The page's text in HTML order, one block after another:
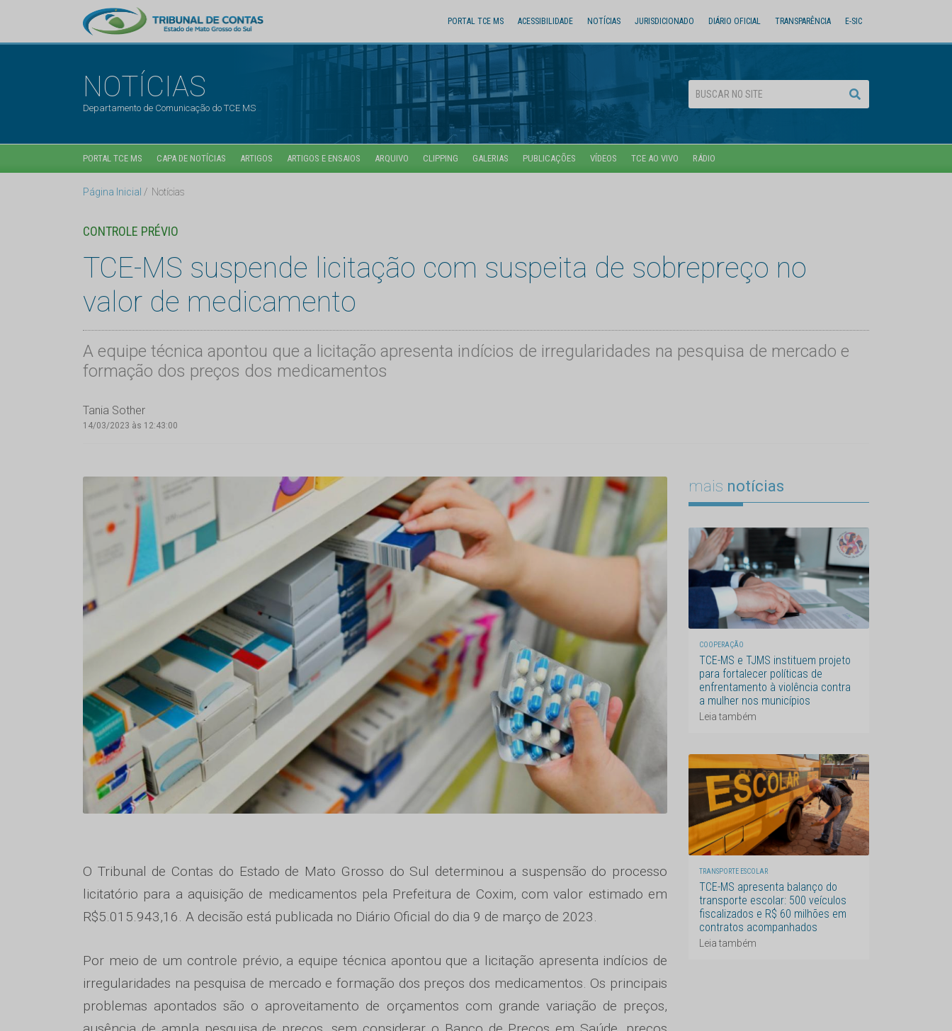
PORTAL TCE MS ACESSIBILIDADE NOTÍCIAS JURISDICIONADO DIÁRIO OFICIAL TRANSPARÊNCIA E-SIC
NOTÍCIAS
Departamento de Comunicação do TCE MS
PORTAL TCE MS CAPA DE NOTÍCIAS ARTIGOS ARTIGOS E ENSAIOS ARQUIVO CLIPPING GALERIAS PUBLICAÇÕES VÍDEOS TCE AO VIVO RÁDIO
Página Inicial Notícias
CONTROLE PRÉVIO
TCE-MS suspende licitação com suspeita de sobrepreço no
valor de medicamento
A equipe técnica apontou que a licitação apresenta indícios de irregularidades na pesquisa de mercado e
formação dos preços dos medicamentos
Tania Sother
14/03/2023 às 12:43:00
O Tribunal de Contas do Estado de Mato Grosso do Sul determinou a suspensão do processo
licitatório para a aquisição de medicamentos pela Prefeitura de Coxim, com valor estimado em
R$5.015.943,16. A decisão está publicada no Diário Oficial do dia 9 de março de 2023.
Por meio de um controle prévio, a equipe técnica apontou que a licitação apresenta indícios de
irregularidades na pesquisa de mercado e formação dos preços dos medicamentos. Os principais
problemas apontados são o aproveitamento de orçamentos com grande variação de preços,
mais notícias
COOPERAÇÃO
TCE-MS e TJMS instituem projeto
para fortalecer políticas de
enfrentamento à violência contra
a mulher nos municípios
Leia também
TRANSPORTE ESCOLAR
TCE-MS apresenta balanço do
transporte escolar: 500 veículos
fiscalizados e R$ 60 milhões em
contratos acompanhados
Leia também